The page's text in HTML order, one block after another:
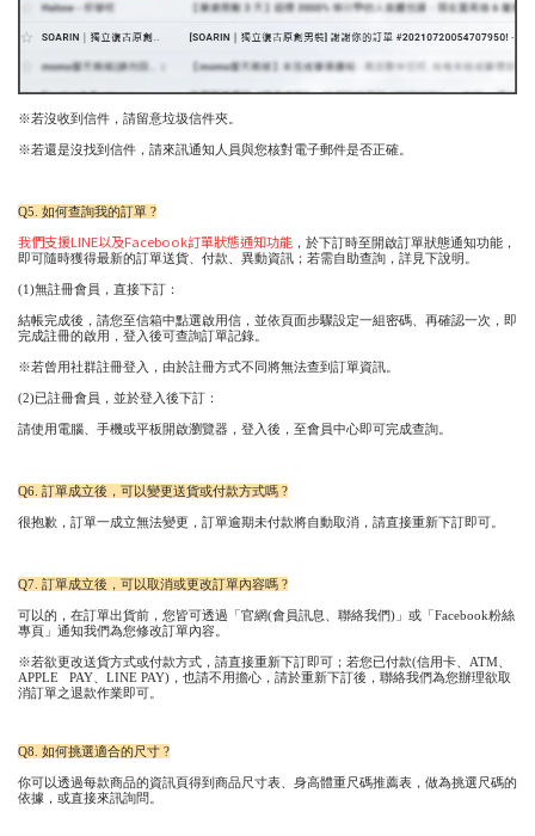
※若沒收到信件，請留意垃圾信件夾。
※若還是沒找到信件，請來訊通知人員與您核對電子郵件是否正確。
Q5. 如何查詢我的訂單 ?
我們支援LINE以及Facebook訂單狀態通知功能 ，於下訂時至開啟訂單狀態通知功能，
即可隨時獲得最新的訂單送貨、付款、異動資訊；若需自助查詢，詳見下說明。
(1)無註冊會員，直接下訂：
結帳完成後，請您至信箱中點選啟用信，並依頁面步驟設定一組密碼、再確認一次，即
完成註冊的啟用，登入後可查詢訂單記錄。
※若曾用社群註冊登入，由於註冊方式不同將無法查到訂單資訊。
(2)已註冊會員，並於登入後下訂：
請使用電腦、手機或平板開啟瀏覽器，登入後，至會員中心即可完成查詢。
Q6. 訂單成立後，可以變更送貨或付款方式嗎 ?
很抱歉，訂單一成立無法變更，訂單逾期未付款將自動取消，請直接重新下訂即可。
Q7. 訂單成立後，可以取消或更改訂單內容嗎 ?
可以的，在訂單出貨前，您皆可透過「官網(會員訊息、聯絡我們)」或「Facebook粉絲
專頁」通知我們為您修改訂單內容。
※若欲更改送貨方式或付款方式，請直接重新下訂即可；若您已付款(信用卡、ATM、
APPLE PAY
LINE PAY)，也請不用擔心，請於重新下訂後，聯絡我們為您辦理欲取
消訂單之退款作業即可。
Q8. 如何挑選適合的尺寸 ?
你可以透過每款商品的資訊頁得到商品尺寸表、身高體重尺碼推薦表，做為挑選尺碼的
依據，或直接來訊詢問。